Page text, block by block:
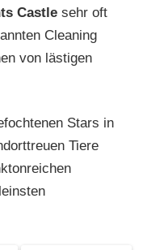
Castle sehr oft
Cleaning
von lästigen
Stars in
Tiere